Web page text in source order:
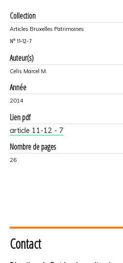
Collection
Articles Bruxelles Patrimoines
N° 11-12 - 7
Auteur(s)
Celis Marcel M.
Année
2014
Lien pdf
article 11-12 - 7
Nombre de pages
26
Contact